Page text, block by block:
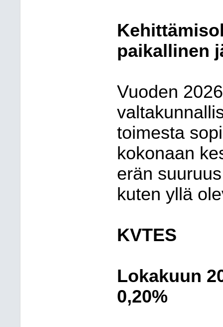
paikallinen
Vuoden
toimesta
kokonaan
erän
kuten yllä
KVTES
Lokakuun
0,20%